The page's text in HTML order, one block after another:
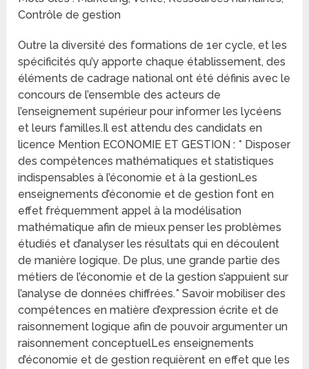
Contrôle de gestion
Outre la diversité des formations de 1er cycle, et les
spécificités qu’y apporte chaque établissement, des
éléments de cadrage national ont été définis avec le
concours de l’ensemble des acteurs de
l’enseignement supérieur pour informer les lycéens
et leurs familles.Il est attendu des candidats en
licence Mention ECONOMIE ET GESTION : * Disposer
des compétences mathématiques et statistiques
indispensables à l’économie et à la gestionLes
enseignements d’économie et de gestion font en
effet fréquemment appel à la modélisation
mathématique afin de mieux penser les problèmes
étudiés et d’analyser les résultats qui en découlent
de manière logique. De plus, une grande partie des
métiers de l’économie et de la gestion s’appuient sur
l’analyse de données chiffrées.* Savoir mobiliser des
compétences en matière d’expression écrite et de
raisonnement logique afin de pouvoir argumenter un
raisonnement conceptuelLes enseignements
d’économie et de gestion requièrent en effet que les